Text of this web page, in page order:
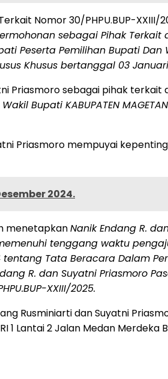
Nomor 30/PHPU.BUP-XXIII/
sebagai Pihak Terkait
Pemilihan Bupati Dan
Khusus bertanggal 03
Priasmoro sebagai pihak
Bupati KABUPATEN
Priasmoro mempuyai
2024.
menetapkanNanik Endang R.
tenggang waktu
Tata Beracara Dalam
R. dan Suyatni Priasmoro
XXIII/2025.
Rusminiarti dan Suyatni
1 Lantai 2 Jalan Medan